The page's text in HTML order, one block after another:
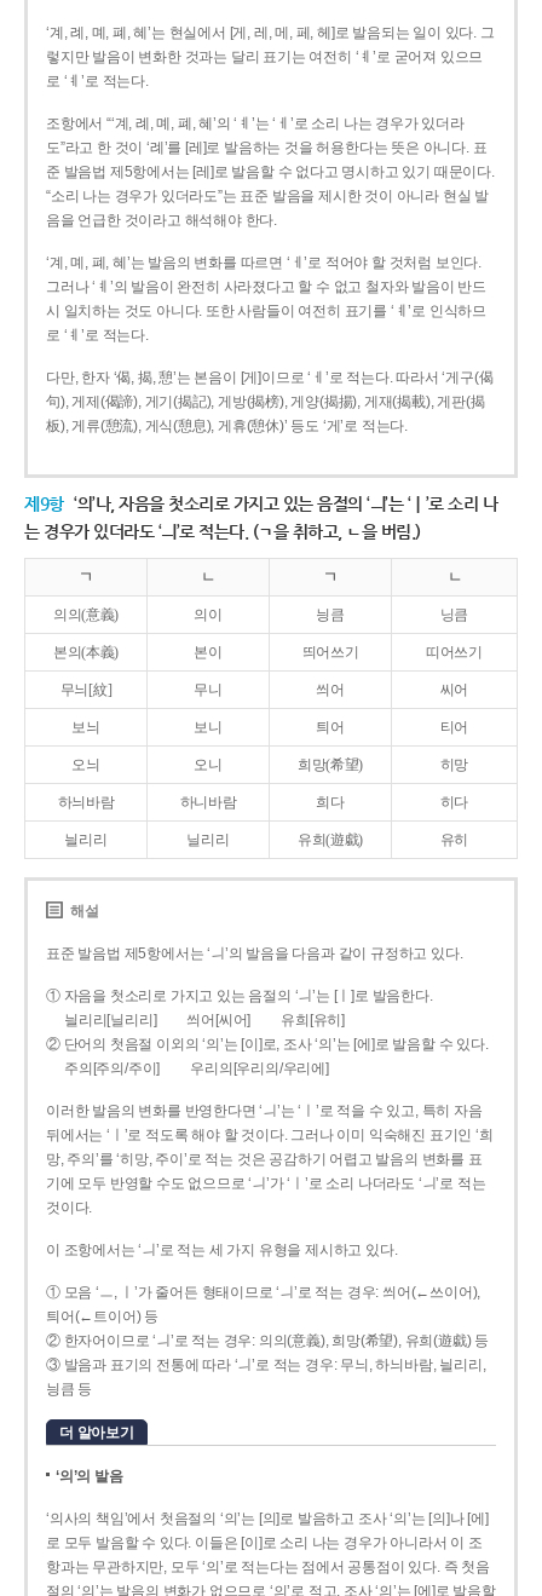
‘계, 례, 몌, 폐, 혜’는 현실에서 [게, 레, 메, 페, 헤]로 발음되는 일이 있다. 그
렇지만 발음이 변화한 것과는 달리 표기는 여전히 ‘ㅖ’로 굳어져 있으므
로 ‘ㅖ’로 적는다.
조항에서 “‘계, 례, 몌, 폐, 혜’의 ‘ㅖ’는 ‘ㅔ’로 소리 나는 경우가 있더라
도”라고 한 것이 ‘례’를 [레]로 발음하는 것을 허용한다는 뜻은 아니다. 표
준 발음법 제5항에서는 [레]로 발음할 수 없다고 명시하고 있기 때문이다.
“소리 나는 경우가 있더라도”는 표준 발음을 제시한 것이 아니라 현실 발
음을 언급한 것이라고 해석해야 한다.
‘계, 몌, 폐, 혜’는 발음의 변화를 따르면 ‘ㅔ’로 적어야 할 것처럼 보인다.
그러나 ‘ㅖ’의 발음이 완전히 사라졌다고 할 수 없고 철자와 발음이 반드
시 일치하는 것도 아니다. 또한 사람들이 여전히 표기를 ‘ㅖ’로 인식하므
로 ‘ㅖ’로 적는다.
다만, 한자 ‘偈, 揭, 憩’는 본음이 [게]이므로 ‘ㅔ’로 적는다. 따라서 ‘게구(偈
句), 게제(偈諦), 게기(揭記), 게방(揭榜), 게양(揭揚), 게재(揭載), 게판(揭
板), 게류(憩流), 게식(憩息), 게휴(憩休)’ 등도 ‘게’로 적는다.
제9항 ‘의’나, 자음을 첫소리로 가지고 있는 음절의 ‘ㅢ’는 ‘ㅣ’로 소리 나
는 경우가 있더라도 ‘ㅢ’로 적는다. (ㄱ을 취하고, ㄴ을 버림.)
ㄱ ㄴ ㄱ ㄴ
의의(意義) 의이 닁큼 닝큼
본의(本義) 본이 띄어쓰기 띠어쓰기
무늬[紋] 무니 씌어 씨어
보늬 보니 틔어 티어
오늬 오니 희망(希望) 히망
하늬바람 하니바람 희다 히다
늴리리 닐리리 유희(遊戱) 유히
해설
표준 발음법 제5항에서는 ‘ㅢ’의 발음을 다음과 같이 규정하고 있다.
① 자음을 첫소리로 가지고 있는 음절의 ‘ㅢ’는 [ㅣ]로 발음한다.
늴리리[닐리리]
씌어[씨어]
유희[유히]
② 단어의 첫음절 이외의 ‘의’는 [이]로, 조사 ‘의’는 [에]로 발음할 수 있다.
주의[주의/주이]
우리의[우리의/우리에]
이러한 발음의 변화를 반영한다면 ‘ㅢ’는 ‘ㅣ’로 적을 수 있고, 특히 자음
뒤에서는 ‘ㅣ’로 적도록 해야 할 것이다. 그러나 이미 익숙해진 표기인 ‘희
망, 주의’를 ‘히망, 주이’로 적는 것은 공감하기 어렵고 발음의 변화를 표
기에 모두 반영할 수도 없으므로 ‘ㅢ’가 ‘ㅣ’로 소리 나더라도 ‘ㅢ’로 적는
것이다.
이 조항에서는 ‘ㅢ’로 적는 세 가지 유형을 제시하고 있다.
① 모음 ‘ㅡ, ㅣ’가 줄어든 형태이므로 ‘ㅢ’로 적는 경우: 씌어(←쓰이어),
틔어(←트이어) 등
② 한자어이므로 ‘ㅢ’로 적는 경우: 의의(意義), 희망(希望), 유희(遊戱) 등
③ 발음과 표기의 전통에 따라 ‘ㅢ’로 적는 경우: 무늬, 하늬바람, 늴리리,
닁큼 등
더 알아보기
‘의’의 발음
‘의사의 책임’에서 첫음절의 ‘의’는 [의]로 발음하고 조사 ‘의’는 [의]나 [에]
로 모두 발음할 수 있다. 이들은 [이]로 소리 나는 경우가 아니라서 이 조
항과는 무관하지만, 모두 ‘의’로 적는다는 점에서 공통점이 있다. 즉 첫음
절의 ‘의’는 발음의 변화가 없으므로 ‘의’로 적고, 조사 ‘의’는 [에]로 발음할